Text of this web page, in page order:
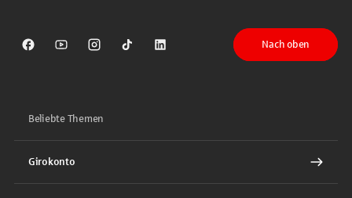
Sparkasse auf Facebook
Sparkasse auf Youtube
Sparkasse auf Instagram
Sparkasse auf TikTok
Sparkasse auf LinkedIn
Nach oben
Beliebte Themen
Girokonto